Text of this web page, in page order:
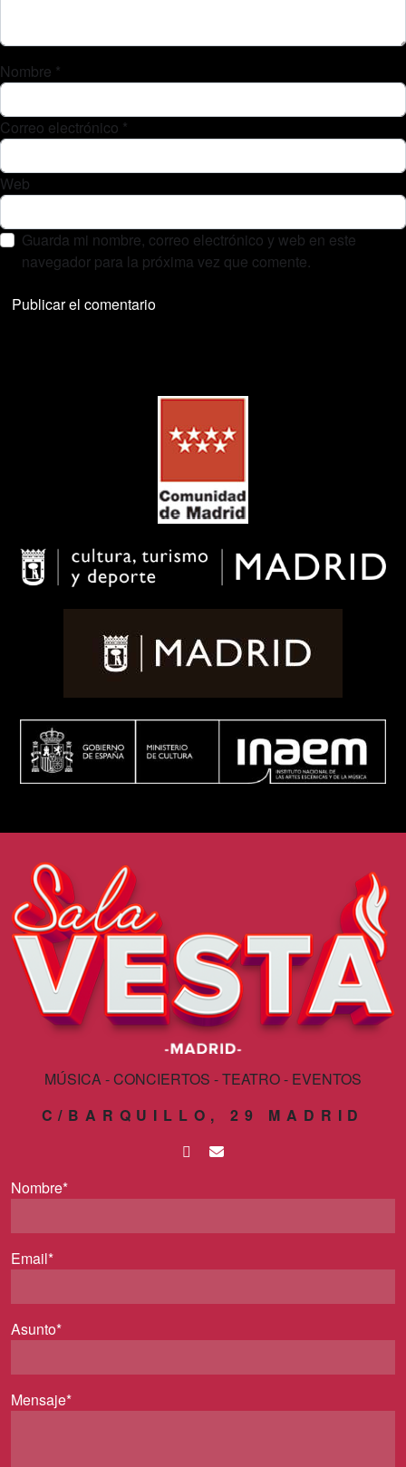
Nombre *
Correo electrónico *
Web
Guarda mi nombre, correo electrónico y web en este
navegador para la próxima vez que comente.
MÚSICA - CONCIERTOS - TEATRO - EVENTOS
C/BARQUILLO, 29 MADRID
Nombre*
Email*
Asunto*
Mensaje*